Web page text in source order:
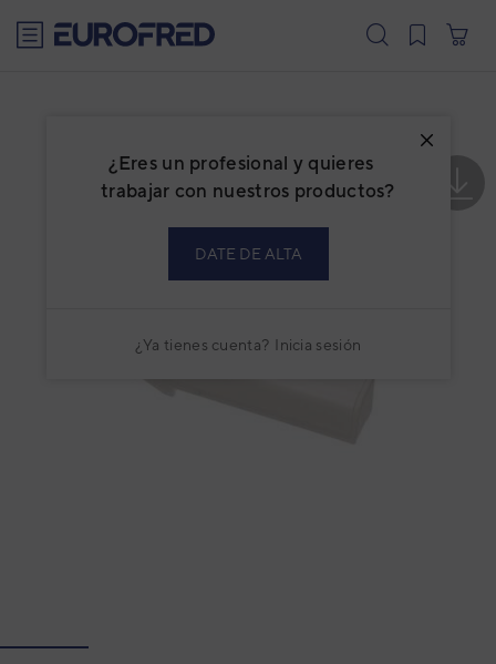
¿Eres un profesional y quieres
trabajar con nuestros productos?
DATE DE ALTA
¿Ya tienes cuenta? Inicia sesión